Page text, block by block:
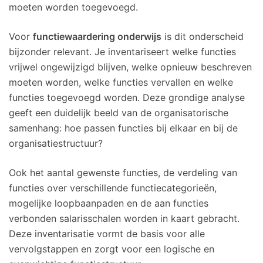
moeten worden toegevoegd.
Voor functiewaardering onderwijs is dit onderscheid
bijzonder relevant. Je inventariseert welke functies
vrijwel ongewijzigd blijven, welke opnieuw beschreven
moeten worden, welke functies vervallen en welke
functies toegevoegd worden. Deze grondige analyse
geeft een duidelijk beeld van de organisatorische
samenhang: hoe passen functies bij elkaar en bij de
organisatiestructuur?
Ook het aantal gewenste functies, de verdeling van
functies over verschillende functiecategorieën,
mogelijke loopbaanpaden en de aan functies
verbonden salarisschalen worden in kaart gebracht.
Deze inventarisatie vormt de basis voor alle
vervolgstappen en zorgt voor een logische en